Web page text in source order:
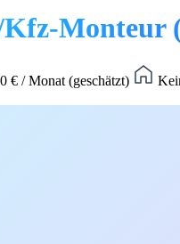
Monteur
€ / Monat (geschätzt)